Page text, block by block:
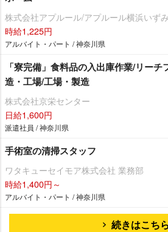
株式会社アプルール/アプルール横浜いずみ
時給1,225円
アルバイト・パート / 神奈川県
「寮完備」食料品の入出庫作業/リー
造・工場/工場・製造
株式会社京栄センター
日給1,600円
派遣社員 / 神奈川県
手術室の清掃スタッフ
ワタキューセイモア株式会社 業務部
時給1,400円～
アルバイト・パート / 神奈川県
続きはこちら